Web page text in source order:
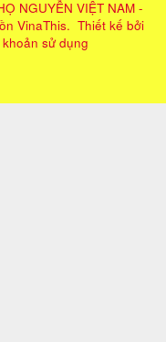
NGUYỄN VIỆT NAM -
VinaThis. Thiết kế bởi
sử dụng